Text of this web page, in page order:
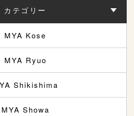
カテゴリー
MYA Kose
MYA Ryuo
Shikishima
MYA Showa